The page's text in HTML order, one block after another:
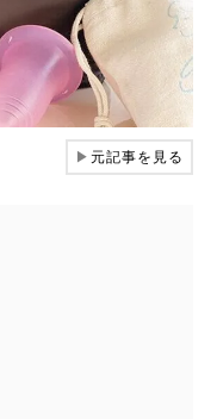
▶元記事を見る